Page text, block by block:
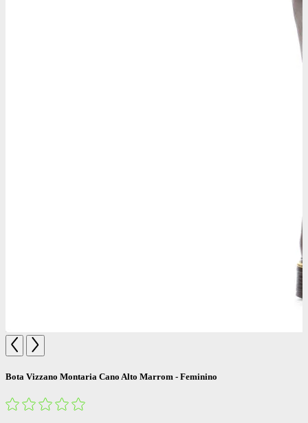
Bota Vizzano Montaria Cano Alto Marrom - Feminino